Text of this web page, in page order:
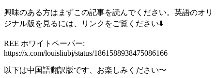
興味のある方はまずこの記事を読んでください。英語のオリ
ジナル版を見るには、リンクをご覧ください⬇️
REE ホワイトペーパー:
https://x.com/louisliubj/status/1861588938475086166
以下は中国語翻訳版です、お楽しみください〜